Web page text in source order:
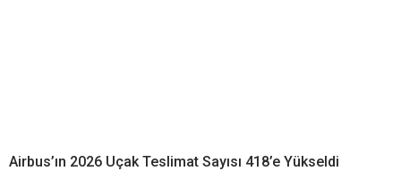
Airbus’ın 2026 Uçak Teslimat Sayısı 418’e Yükseldi